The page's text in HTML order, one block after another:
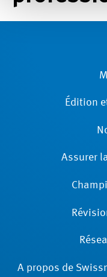
Édition
Assurer
A propos de